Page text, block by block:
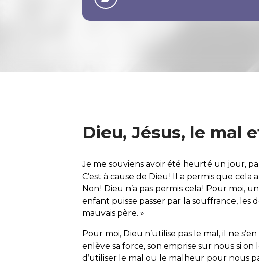
Dieu, Jésus, le mal
Je me souviens avoir été heurté un jour,
C’est à cause de Dieu ! Il a permis que cela
Non ! Dieu n’a pas permis cela ! Pour moi,
enfant puisse passer par la souffrance, les
mauvais père. »
Pour moi, Dieu n’utilise pas le mal, il ne
enlève sa force, son emprise sur nous si on
d’utiliser le mal ou le malheur pour nous